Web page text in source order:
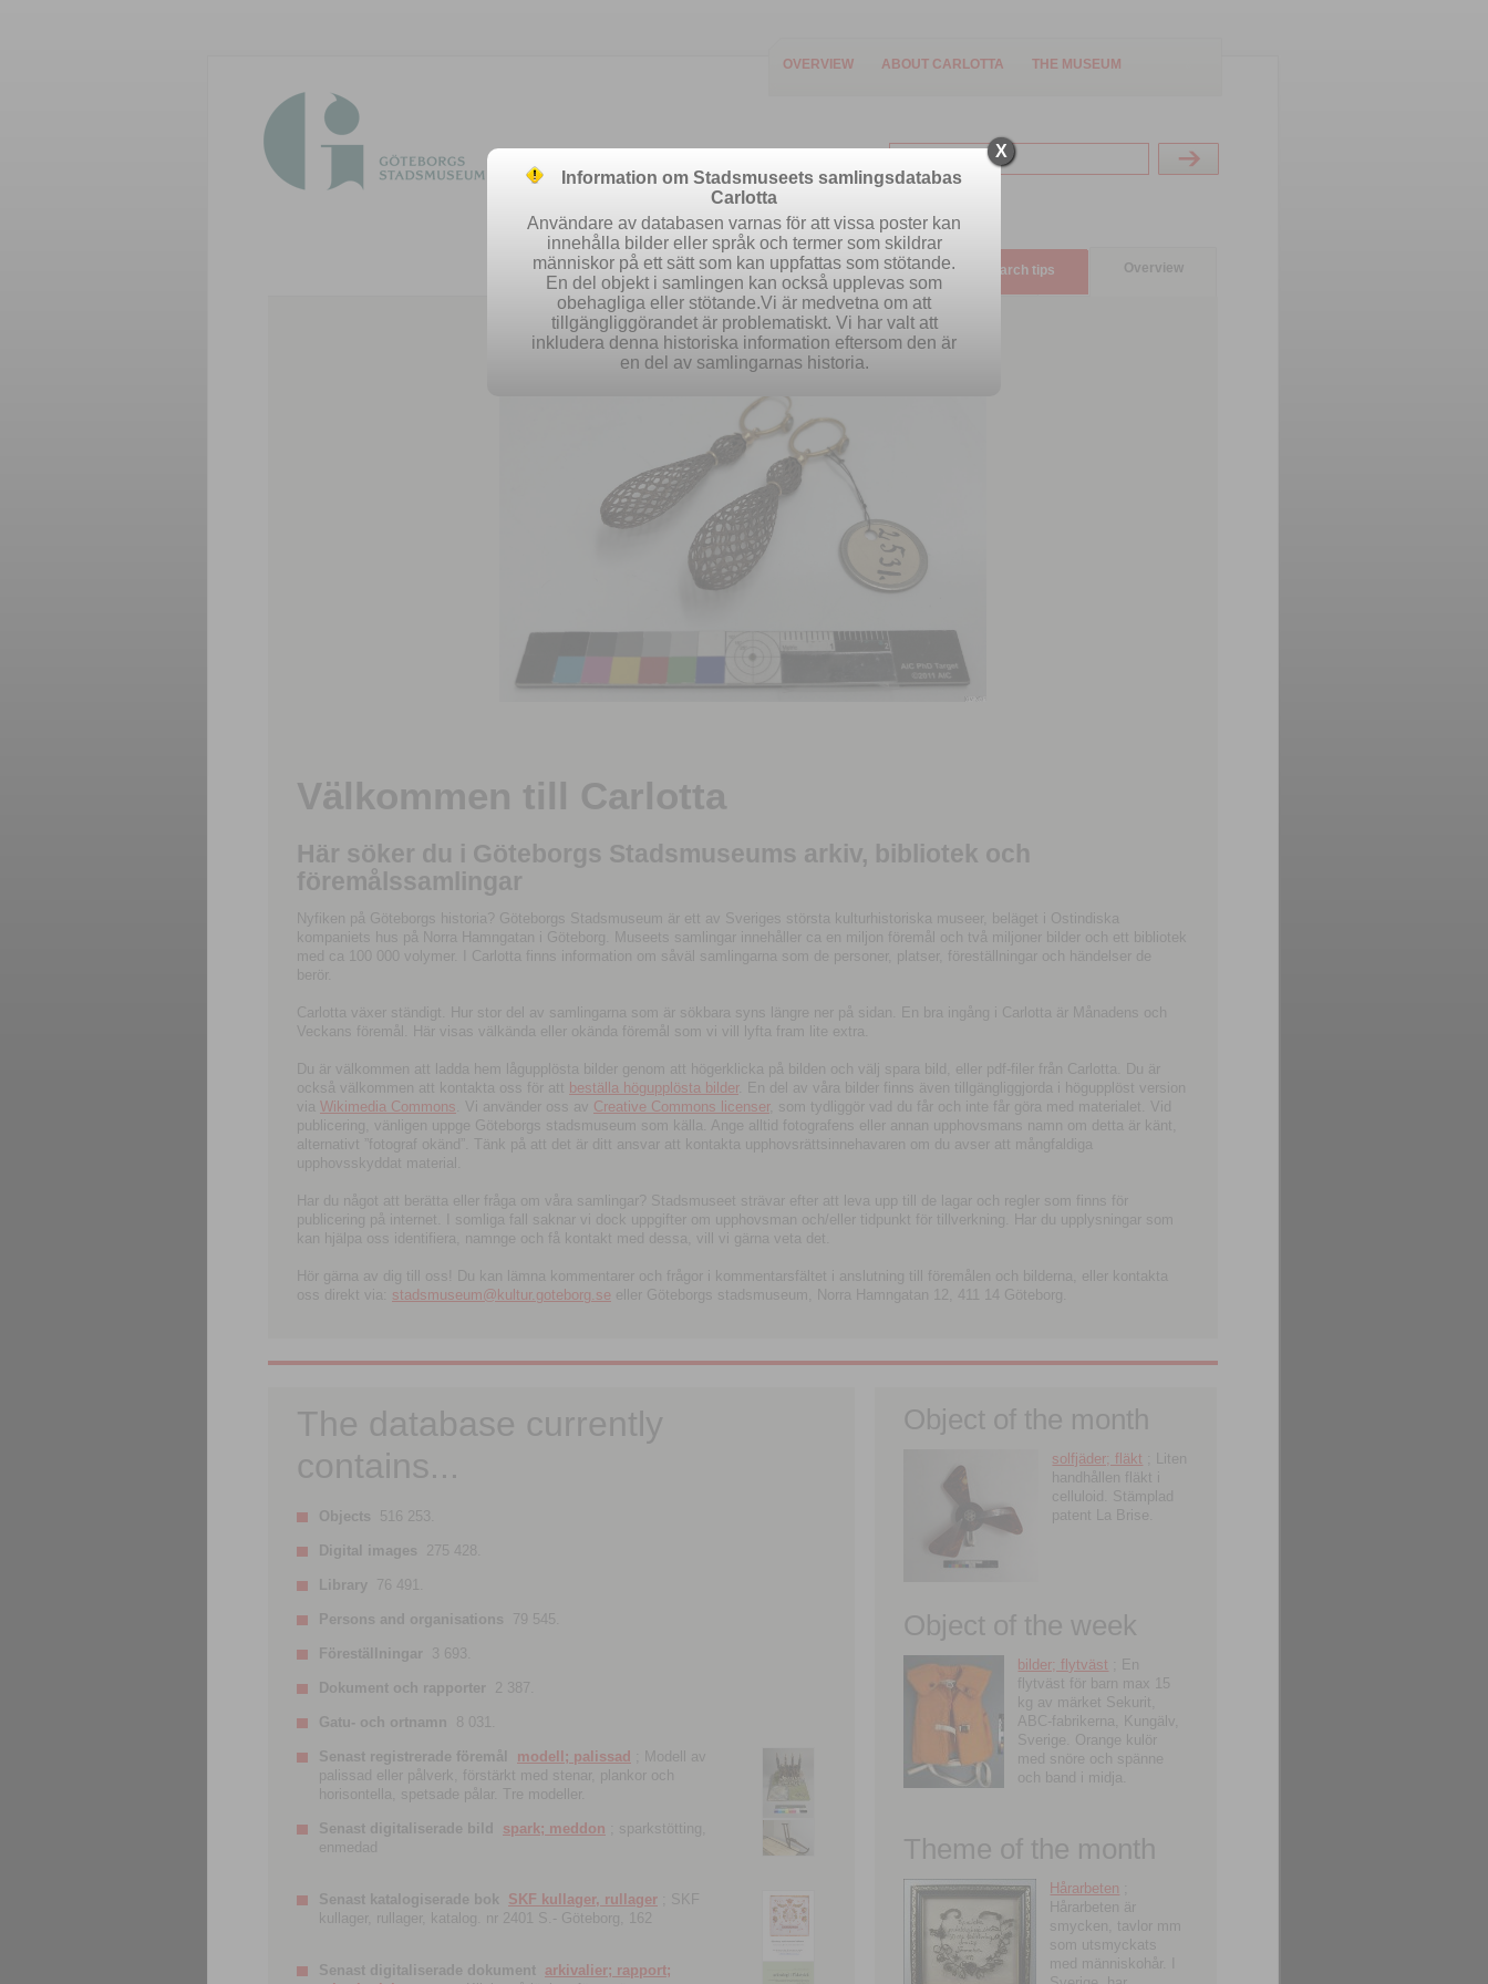
OVERVIEW ABOUT CARLOTTA THE MUSEUM
Easy search Advanced search Search tips Overview
Välkommen till Carlotta
Här söker du i Göteborgs Stadsmuseums arkiv, bibliotek och
föremålssamlingar
Nyfiken på Göteborgs historia? Göteborgs Stadsmuseum är ett av Sveriges största kulturhistoriska museer, beläget i Ostindiska
kompaniets hus på Norra Hamngatan i Göteborg. Museets samlingar innehåller ca en miljon föremål och två miljoner bilder och ett bibliotek
med ca 100 000 volymer. I Carlotta finns information om såväl samlingarna som de personer, platser, föreställningar och händelser de
berör.
Carlotta växer ständigt. Hur stor del av samlingarna som är sökbara syns längre ner på sidan. En bra ingång i Carlotta är Månadens och
Veckans föremål. Här visas välkända eller okända föremål som vi vill lyfta fram lite extra.
Du är välkommen att ladda hem lågupplösta bilder genom att högerklicka på bilden och välj spara bild, eller pdf-filer från Carlotta. Du är
också välkommen att kontakta oss för att beställa högupplösta bilder. En del av våra bilder finns även tillgängliggjorda i högupplöst version
via Wikimedia Commons . Vi använder oss av Creative Commons licenser, som tydliggör vad du får och inte får göra med materialet. Vid
publicering, vänligen uppge Göteborgs stadsmuseum som källa. Ange alltid fotografens eller annan upphovsmans namn om detta är känt,
alternativt ”fotograf okänd”. Tänk på att det är ditt ansvar att kontakta upphovsrättsinnehavaren om du avser att mångfaldiga
upphovsskyddat material.
Har du något att berätta eller fråga om våra samlingar? Stadsmuseet strävar efter att leva upp till de lagar och regler som finns för
publicering på internet. I somliga fall saknar vi dock uppgifter om upphovsman och/eller tidpunkt för tillverkning. Har du upplysningar som
kan hjälpa oss identifiera, namnge och få kontakt med dessa, vill vi gärna veta det.
Hör gärna av dig till oss! Du kan lämna kommentarer och frågor i kommentarsfältet i anslutning till föremålen och bilderna, eller kontakta
oss direkt via: stadsmuseum@kultur.goteborg.se eller Göteborgs stadsmuseum, Norra Hamngatan 12, 411 14 Göteborg.
The database currently
contains...
Objects 516 253.
Digital images 275 428.
Library 76 491.
Persons and organisations 79 545.
Föreställningar 3 693.
Dokument och rapporter 2 387.
Gatu- och ortnamn 8 031.
Senast registrerade föremål modell; palissad
; Modell av
palissad eller pålverk, förstärkt med stenar, plankor och
horisontella, spetsade pålar. Tre modeller.
Senast digitaliserade bild spark; meddon ; sparkstötting,
enmedad
Senast katalogiserade bok SKF kullager, rullager ; SKF
kullager, rullager, katalog. nr 2401 S.- Göteborg, 162
Senast digitaliserade dokument arkivalier; rapport;
Object of the month
solfjäder; fläkt ; Liten
handhållen fläkt i
celluloid. Stämplad
patent La Brise.
Object of the week
bilder; flytväst ; En
flytväst för barn max 15
kg av märket Sekurit,
ABC-fabrikerna, Kungälv,
Sverige. Orange kulör
med snöre och spänne
och band i midja.
Theme of the month
Hårarbeten
Hårarbeten är
smycken, tavlor mm
som utsmyckats
med människohår. I
X
Information om Stadsmuseets samlingsdatabas
Carlotta
Användare av databasen varnas för att vissa poster kan
innehålla bilder eller språk och termer som skildrar
människor på ett sätt som kan uppfattas som stötande.
En del objekt i samlingen kan också upplevas som
obehagliga eller stötande.Vi är medvetna om att
tillgängliggörandet är problematiskt. Vi har valt att
inkludera denna historiska information eftersom den är
en del av samlingarnas historia.